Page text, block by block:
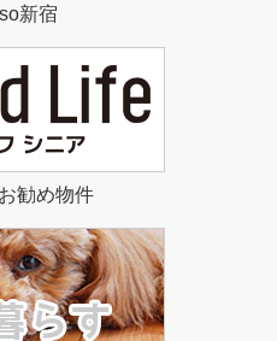
新宿
勧め物件